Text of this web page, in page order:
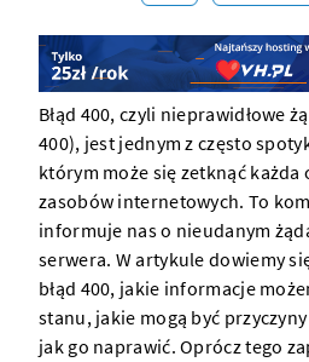
Błąd 400, czyli nieprawidłowe
400), jest jednym z często
którym może się zetknąć każda
zasobów internetowych. To
informuje nas o nieudanym
serwera. W artykule dowiemy
błąd 400, jakie informacje
stanu, jakie mogą być
jak go naprawić. Oprócz tego